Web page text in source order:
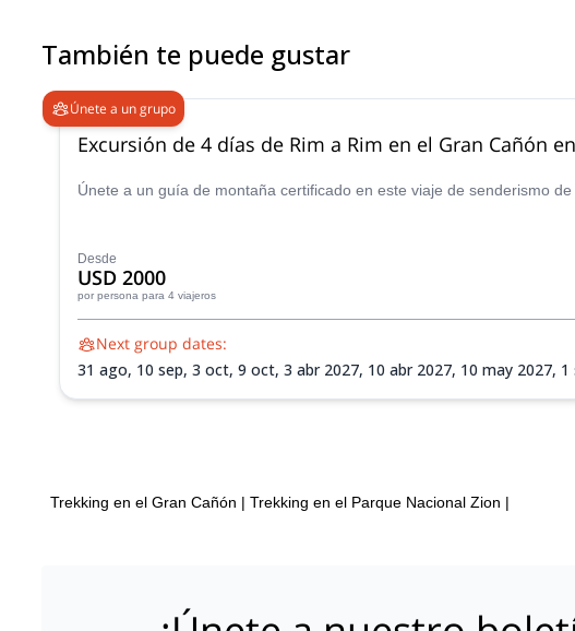
También te puede gustar
Únete a un grupo
Excursión de 4 días de Rim a Rim en el Gran Cañón
Únete a un guía de montaña certificado en este viaje de senderismo
Desde
USD 2000
por persona para 4 viajeros
Next group dates:
31 ago, 10 sep, 3 oct, 9 oct, 3 abr 2027, 10 abr 2027, 10 may 2027, 1
Trekking en el Gran Cañón | Trekking en el Parque Nacional Zion |